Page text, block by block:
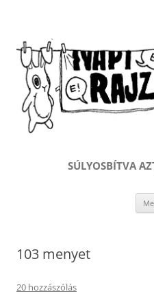
SÚLYOSBÍTVA
103 menyet
20 hozzászólás